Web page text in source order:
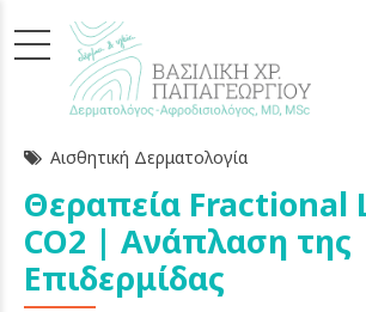
Αισθητική Δερματολογία
Θεραπεία Fractional
CO2 | Ανάπλαση της
Επιδερμίδας